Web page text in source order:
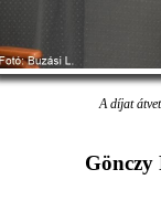
A díjat
Gönczy